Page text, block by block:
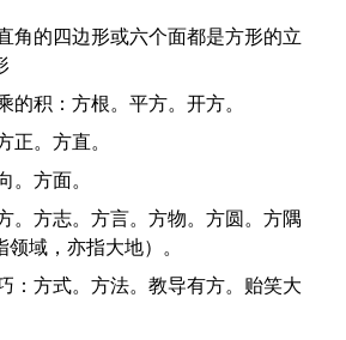
的积： 方根。平方。开方。
正。 方直。
。 方面。
。 方志。 方言。 方物。 方圆。 方隅
领域，亦指大地）。
： 方式。 方法。教导有方。贻笑大